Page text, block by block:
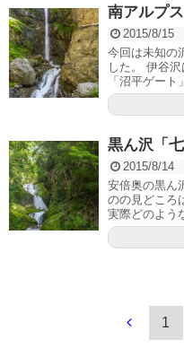
南アルプ
2015/8/15
今回は未知の
した。 伊谷
「沼平ゲー
黒ん沢「七
2015/8/14
安倍奥の黒ん
のの見どころ
実際どのよう
1